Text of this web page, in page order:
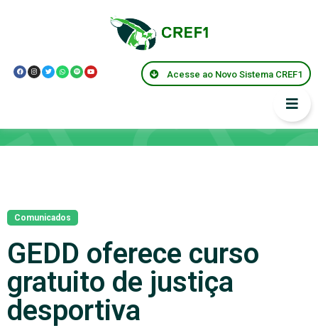
Acesse ao Novo Sistema CREF1
Comunicados
GEDD oferece curso
gratuito de justiça
desportiva